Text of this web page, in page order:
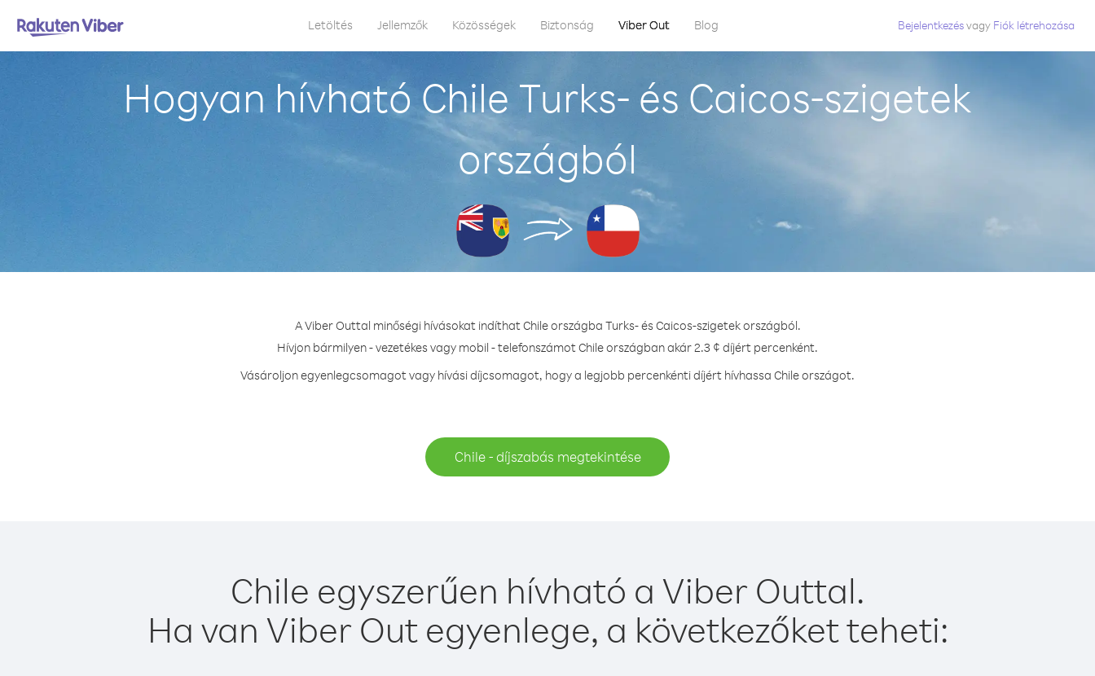
Letöltés Jellemzők Közösségek Biztonság Viber Out Blog Bejelentkezésvagy Fiók létrehozása
Hogyan hívható Chile Turks- és Caicos-szigetek
országból
A Viber Outtal minőségi hívásokat indíthat Chile országba Turks- és Caicos-szigetek országból.
Hívjon bármilyen - vezetékes vagy mobil - telefonszámot Chile országban akár 2.3 ¢ díjért percenként.
Vásároljon egyenlegcsomagot vagy hívási díjcsomagot, hogy a legjobb percenkénti díjért hívhassa Chile országot.
Chile - díjszabás megtekintése
Chile egyszerűen hívható a Viber Outtal.
Ha van Viber Out egyenlege, a következőket teheti: